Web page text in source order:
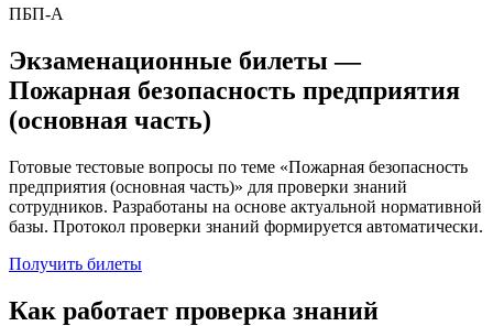
ПБП-А
Экзаменационные билеты —
Пожарная безопасность предприятия
(основная часть)
Готовые тестовые вопросы по теме «Пожарная безопасность
предприятия (основная часть)» для проверки знаний
сотрудников. Разработаны на основе актуальной нормативной
базы. Протокол проверки знаний формируется автоматически.
Получить билеты
Как работает проверка знаний